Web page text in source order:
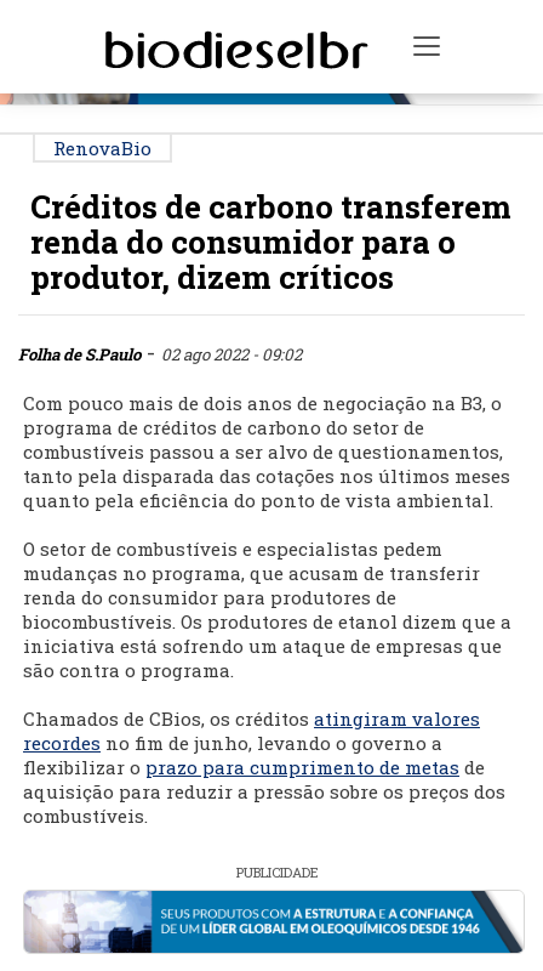
Toggle
RenovaBio
Créditos de carbono transferem
renda do consumidor para o
produtor, dizem críticos
Folha de S.Paulo- 02 ago 2022 - 09:02
Com pouco mais de dois anos de negociação na B3, o
programa de créditos de carbono do setor de
combustíveis passou a ser alvo de questionamentos,
tanto pela disparada das cotações nos últimos meses
quanto pela eficiência do ponto de vista ambiental.
O setor de combustíveis e especialistas pedem
mudanças no programa, que acusam de transferir
renda do consumidor para produtores de
biocombustíveis. Os produtores de etanol dizem que a
iniciativa está sofrendo um ataque de empresas que
são contra o programa.
Chamados de CBios, os créditos atingiram valores
recordes no fim de junho, levando o governo a
flexibilizar o prazo para cumprimento de metas de
aquisição para reduzir a pressão sobre os preços dos
combustíveis.
PUBLICIDADE